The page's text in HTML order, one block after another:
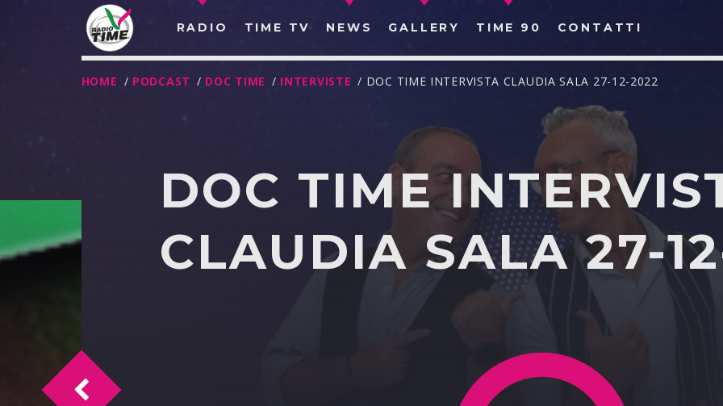
RADIO TIME TV NEWS GALLERY TIME 90 CONTATTI
CERCA NEL SITO WEB:
HOME / PODCAST / DOC TIME / INTERVISTE / DOC TIME INTERVISTA CLAUDIA SALA 27-12-2022
DOC TIME
CLAUDIA SALA 27-
Happy Birthday Marina 27-12-2022